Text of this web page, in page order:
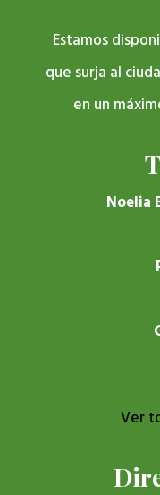
Estamos
que surja al
en un
Noelia
Ver